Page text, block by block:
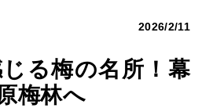
2026/2/11
る梅の名所！幕
梅林へ